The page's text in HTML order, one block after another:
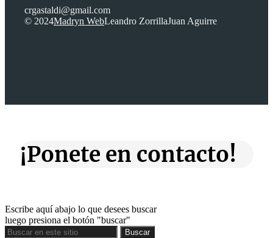
crgastaldi@gmail.com
© 2024Madryn WebLeandro ZorrillaJuan Aguirre
¡Ponete en contacto!
Escribe aquí abajo lo que desees buscar
luego presiona el botón "buscar"
Buscar
Buscar